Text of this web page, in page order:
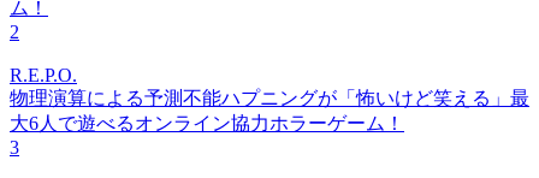
ム！
2
R.E.P.O.
物理演算による予測不能ハプニングが「怖いけど笑える」最
大6人で遊べるオンライン協力ホラーゲーム！
3